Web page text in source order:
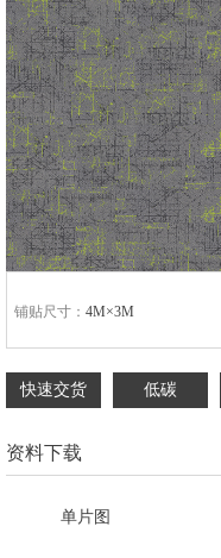
铺贴尺寸： 4M×3M
快速交货 低碳
资料下载
单片图